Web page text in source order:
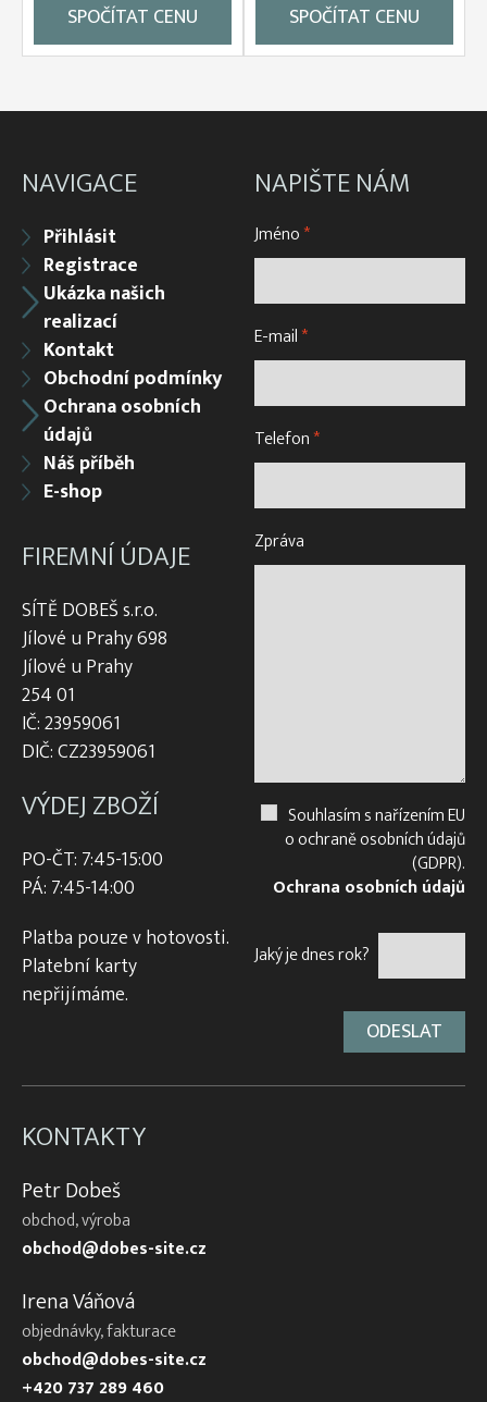
SPOČÍTAT CENU
SPOČÍTAT CENU
NAVIGACE
Přihlásit
Registrace
Ukázka našich
realizací
Kontakt
Obchodní podmínky
Ochrana osobních
údajů
Náš příběh
E-shop
FIREMNÍ ÚDAJE
SÍTĚ DOBEŠ s.r.o.
Jílové u Prahy 698
Jílové u Prahy
254 01
IČ: 23959061
DIČ: CZ23959061
VÝDEJ ZBOŽÍ
PO-ČT: 7:45-15:00
PÁ: 7:45-14:00
Platba pouze v hotovosti.
Platební karty
nepřijímáme.
NAPIŠTE NÁM
Jméno*
E-mail*
Telefon*
Zpráva
Souhlasím s nařízením EU
o ochraně osobních údajů
(GDPR).
Ochrana osobních údajů
Jaký je dnes rok?
KONTAKTY
Petr Dobeš
obchod, výroba
obchod@dobes-site.cz
Irena Váňová
objednávky, fakturace
obchod@dobes-site.cz
+420 737 289 460